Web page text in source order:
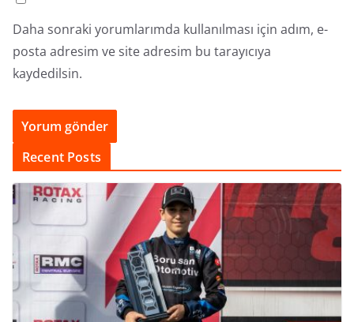
Daha sonraki yorumlarımda kullanılması için adım, e-
posta adresim ve site adresim bu tarayıcıya
kaydedilsin.
Recent Posts